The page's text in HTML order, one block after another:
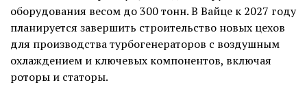
оборудования весом до 300 тонн. В Вайце к 2027 году
планируется завершить строительство новых цехов
для производства турбогенераторов с воздушным
охлаждением и ключевых компонентов, включая
роторы и статоры.